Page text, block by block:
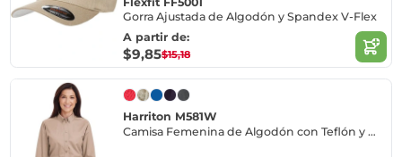
Gorra Ajustada de Algodón y Spandex V-Flex
A partir de:
$9,85$15,18
Harriton M581W
Camisa Femenina de Algodón con Teflón y Manga Larga